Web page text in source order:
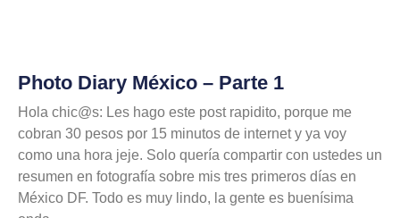
Photo Diary México – Parte 1
Hola chic@s: Les hago este post rapidito, porque me
cobran 30 pesos por 15 minutos de internet y ya voy
como una hora jeje. Solo quería compartir con ustedes un
resumen en fotografía sobre mis tres primeros días en
México DF. Todo es muy lindo, la gente es buenísima